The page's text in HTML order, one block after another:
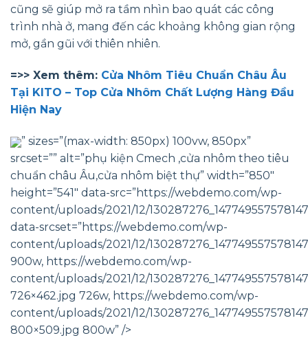
cũng sẽ giúp mở ra tầm nhìn bao quát các công
trình nhà ở, mang đến các khoảng không gian rộng
mở, gần gũi với thiên nhiên.
=>> Xem thêm: Cửa Nhôm Tiêu Chuẩn Châu Âu
Tại KITO – Top Cửa Nhôm Chất Lượng Hàng Đầu
Hiện Nay
” sizes=”(max-width: 850px) 100vw, 850px”
srcset=”” alt=”phụ kiện Cmech ,cửa nhôm theo tiêu
chuẩn châu Âu,cửa nhôm biệt thự” width=”850″
height=”541″ data-src=”https://webdemo.com/wp-
content/uploads/2021/12/
data-srcset=”https://webdemo.com/wp-
content/uploads/2021/12/
900w, https://webdemo.com/wp-
content/uploads/2021/12/
726×462.jpg 726w, https://webdemo.com/wp-
content/uploads/2021/12/
800×509.jpg 800w” />